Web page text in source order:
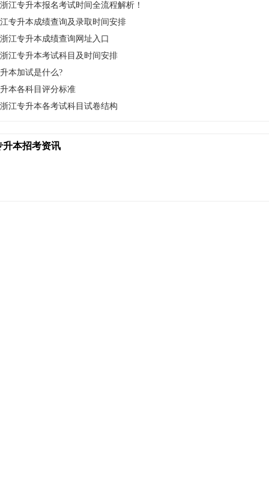
江专升本报名考试时间全流程解析！
专升本成绩查询及录取时间安排
江专升本成绩查询网址入口
江专升本考试科目及时间安排
本加试是什么?
本各科目评分标准
江专升本各考试科目试卷结构
升本招考资讯